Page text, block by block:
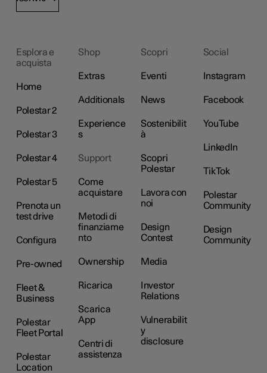
Esplora e
acquista
Home
Polestar 2
Polestar 3
Polestar 4
Polestar 5
Prenota un
test drive
Configura
Pre-owned
Fleet &
Business
Polestar
Fleet Portal
Polestar
Location
Shop
Extras
Additionals
Experience
s
Support
Come
acquistare
Metodi di
finanziame
nto
Ownership
Ricarica
Scarica
App
Centri di
assistenza
Scopri
Eventi
News
Sostenibilit
à
Scopri
Polestar
Lavora con
noi
Design
Contest
Media
Investor
Relations
Vulnerabilit
y
disclosure
Social
Instagram
Facebook
YouTube
LinkedIn
TikTok
Polestar
Community
Design
Community